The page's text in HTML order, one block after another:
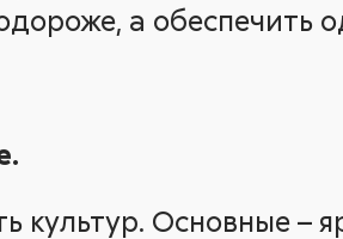
а обеспечить
культур. Основные –